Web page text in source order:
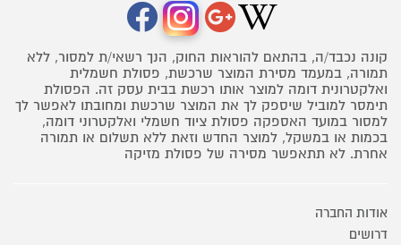
קונה נכבד/ה, בהתאם להוראות החוק, הנך רשאי/ת למסור, ללא
תמורה, במעמד מסירת המוצר שרכשת, פסולת חשמלית
ואלקטרונית דומה למוצר אותו רכשת בבית עסק זה. הפסולת
תימסר למוביל שיספק לך את המוצר שרכשת ומחובתו לאפשר לך
למסור במועד האספקה פסולת ציוד חשמלי ואלקטרוני דומה,
בכמות או במשקל, למוצר החדש וזאת ללא תשלום או תמורה
אחרת. לא תתאפשר מסירה של פסולת מזיקה
אודות החברה
דרושים